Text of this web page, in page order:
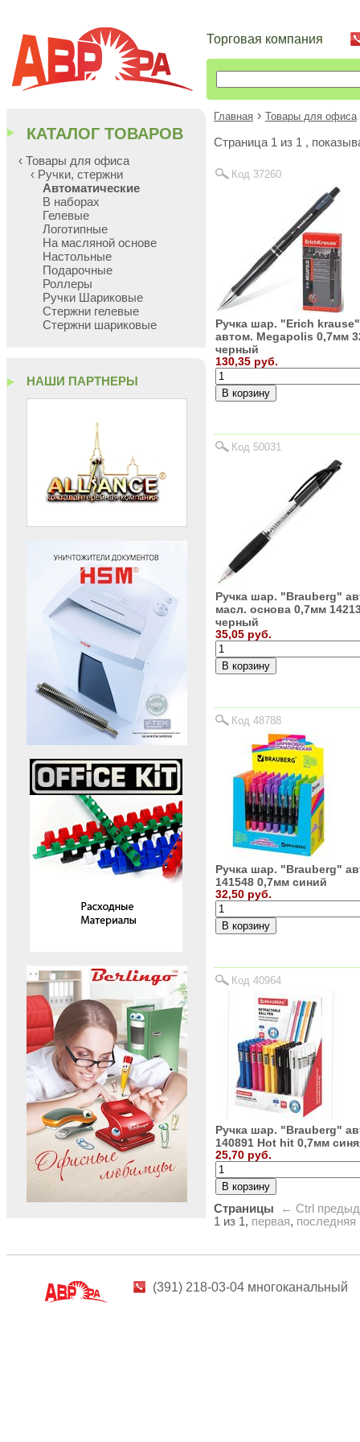
Торговая компания
Главная › Товары для офиса
Cтраница 1 из 1 ,
Код 37260
Ручка шар. "Erich krause"
автом. Megapolis 0,7мм
черный
130,35 руб.
Код 50031
Ручка шар. "Brauberg"
масл. основа 0,7мм
черный
35,05 руб.
Код 48788
Ручка шар. "Brauberg"
141548 0,7мм синий
32,50 руб.
Код 40964
Ручка шар. "Brauberg"
140891 Hot hit 0,7мм
25,70 руб.
Страницы ← Ctrl
1 из 1, первая, последняя
КАТАЛОГ ТОВАРОВ
‹ Товары для офиса
‹ Ручки, стержни
Автоматические
В наборах
Гелевые
Логотипные
На масляной основе
Настольные
Подарочные
Роллеры
Ручки Шариковые
Стержни гелевые
Стержни шариковые
НАШИ ПАРТНЕРЫ
(391) 218-03-04 многоканальный